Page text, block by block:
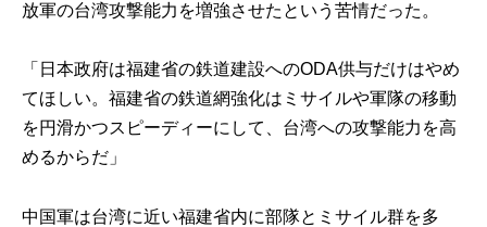
放軍の台湾攻撃能力を増強させたという苦情だった。
「日本政府は福建省の鉄道建設へのODA供与だけはやめ
てほしい。福建省の鉄道網強化はミサイルや軍隊の移動
を円滑かつスピーディーにして、台湾への攻撃能力を高
めるからだ」
中国軍は台湾に近い福建省内に部隊とミサイル群を多